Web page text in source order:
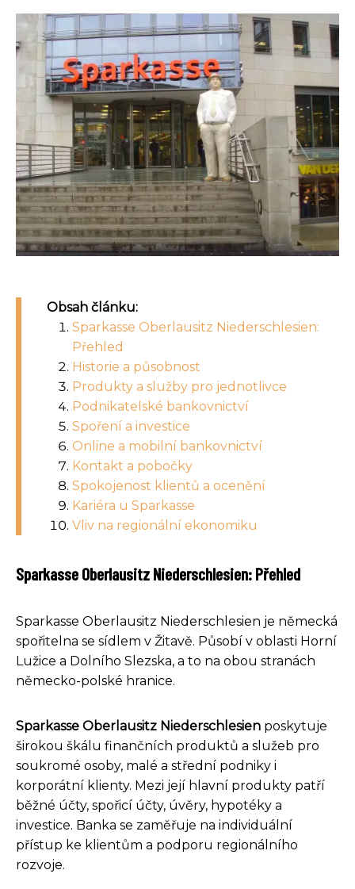
Obsah článku:
Sparkasse Oberlausitz Niederschlesien:
Přehled
Historie a působnost
Produkty a služby pro jednotlivce
Podnikatelské bankovnictví
Spoření a investice
Online a mobilní bankovnictví
Kontakt a pobočky
Spokojenost klientů a ocenění
Kariéra u Sparkasse
Vliv na regionální ekonomiku
Sparkasse Oberlausitz Niederschlesien: Přehled
Sparkasse Oberlausitz Niederschlesien je německá
spořitelna se sídlem v Žitavě. Působí v oblasti Horní
Lužice a Dolního Slezska, a to na obou stranách
německo-polské hranice.
Sparkasse Oberlausitz Niederschlesien poskytuje
širokou škálu finančních produktů a služeb pro
soukromé osoby, malé a střední podniky i
korporátní klienty. Mezi její hlavní produkty patří
běžné účty, spořicí účty, úvěry, hypotéky a
investice. Banka se zaměřuje na individuální
přístup ke klientům a podporu regionálního
rozvoje.